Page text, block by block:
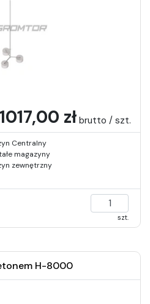
1017,00 zł brutto / szt.
Centralny
magazyny
zewnętrzny
szt.
H-8000